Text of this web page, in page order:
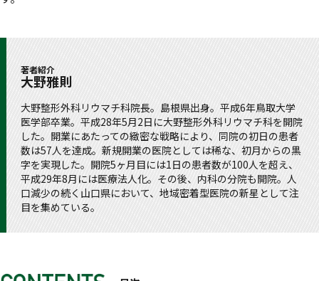
著者紹介
大野雅則
大野整形外科リウマチ科院長。島根県出身。平成6年鳥取大学
医学部卒業。平成28年5月2日に大野整形外科リウマチ科を開院
した。開業にあたっての緻密な戦略により、同院の初日の患者
数は57人を達成。新規開業の医院としては稀な、初月からの黒
字を実現した。開院5ヶ月目には1日の患者数が100人を超え、
平成29年8月には医療法人化。その後、内科の分院も開院。人
口減少の続く山口県において、地域密着型医院の新星として注
目を集めている。